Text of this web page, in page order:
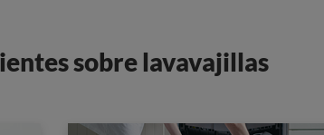
sobre lavavajillas